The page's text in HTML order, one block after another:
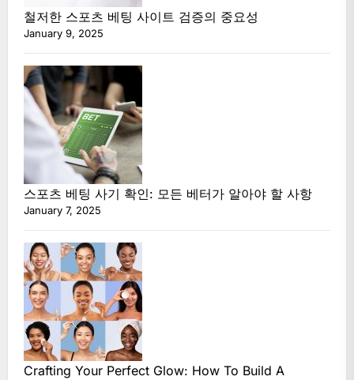
철저한 스포츠 베팅 사이트 검증의 중요성
January 9, 2025
스포츠 베팅 사기 확인: 모든 베터가 알아야 할 사항
January 7, 2025
Crafting Your Perfect Glow: How To Build A